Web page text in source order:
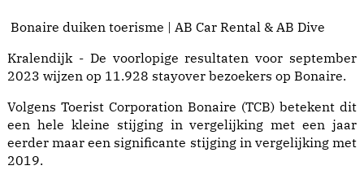
Bonaire duiken toerisme | AB Car Rental & AB Dive
Kralendijk - De voorlopige resultaten voor september
2023 wijzen op 11.928 stayover bezoekers op Bonaire.
Volgens Toerist Corporation Bonaire (TCB) betekent dit
een hele kleine stijging in vergelijking met een jaar
eerder maar een significante stijging in vergelijking met
2019.